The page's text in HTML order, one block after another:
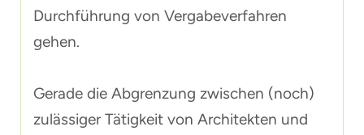
Durchführung von Vergabeverfahren
gehen.
Gerade die Abgrenzung zwischen (noch)
zulässiger Tätigkeit von Architekten und